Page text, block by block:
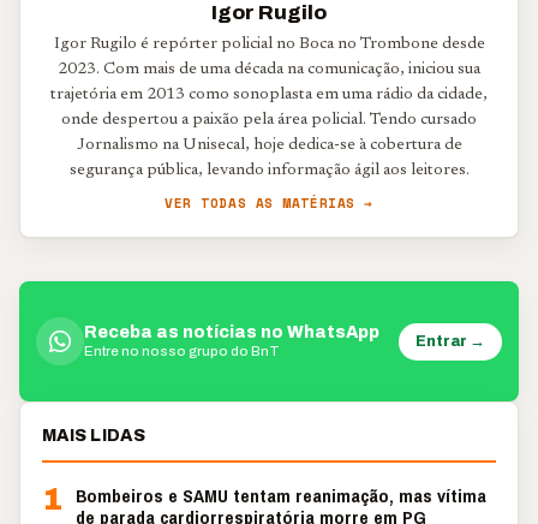
Igor Rugilo
Igor Rugilo é repórter policial no Boca no Trombone desde
2023. Com mais de uma década na comunicação, iniciou sua
trajetória em 2013 como sonoplasta em uma rádio da cidade,
onde despertou a paixão pela área policial. Tendo cursado
Jornalismo na Unisecal, hoje dedica-se à cobertura de
segurança pública, levando informação ágil aos leitores.
VER TODAS AS MATÉRIAS →
Receba as notícias no WhatsApp
Entre no nosso grupo do BnT
Entrar →
MAIS LIDAS
1
Bombeiros e SAMU tentam reanimação, mas vítima
de parada cardiorrespiratória morre em PG